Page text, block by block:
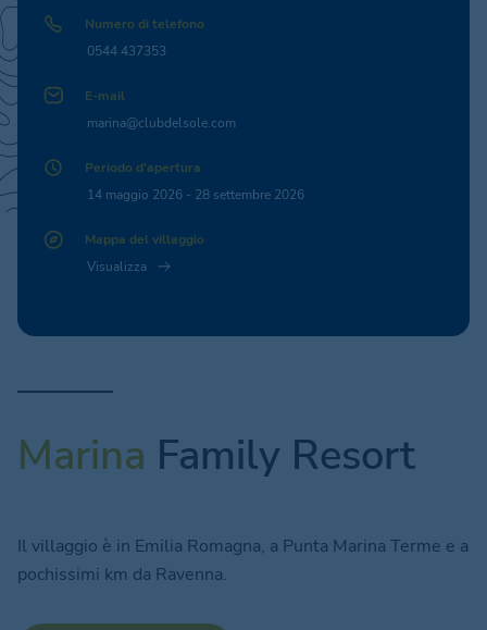
Numero di telefono
0544 437353
E-mail
marina@clubdelsole.com
Periodo d'apertura
14 maggio 2026 - 28 settembre 2026
Mappa del villaggio
Visualizza
Marina Family Resort
Il villaggio è in Emilia Romagna, a Punta Marina Terme e a
pochissimi km da Ravenna.